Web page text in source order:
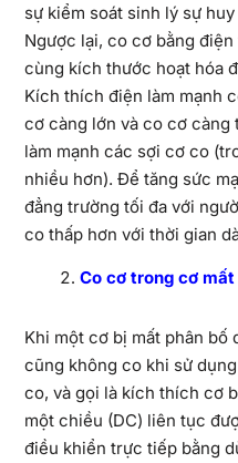
sự kiểm soát sinh lý sự
Ngược lại, co cơ bằng
cùng kích thước hoạt hóa
Kích thích điện làm mạnh
cơ càng lớn và co cơ càng
làm mạnh các sợi cơ co
nhiều hơn). Để tăng sức
đẳng trường tối đa với
co thấp hơn với thời gian
Co cơ trong cơ
Khi một cơ bị mất phân bố
cũng không co khi sử
co, và gọi là kích thích cơ
một chiều (DC) liên tục
điều khiển trực tiếp bằng